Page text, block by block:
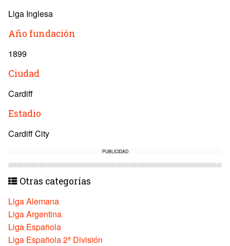
Liga Inglesa
Año fundación
1899
Ciudad
Cardiff
Estadio
Cardiff City
PUBLICIDAD
Otras categorías
Liga Alemana
Liga Argentina
Liga Española
Liga Española 2ª División